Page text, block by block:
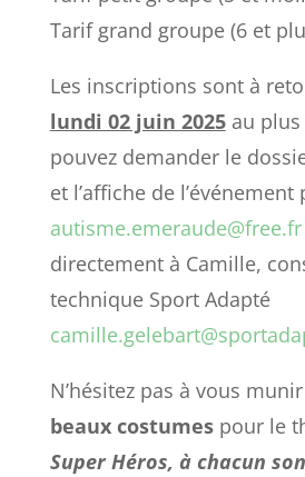
Tarif grand groupe (6 et
Les inscriptions sont à
lundi 02 juin 2025au plus
pouvez demander le
et l’affiche de
autisme.emeraude@free.fr
directement à Camille,
technique Sport Adapté
N’hésitez pas à vous
beaux costumespour le
Super Héros, à chacun